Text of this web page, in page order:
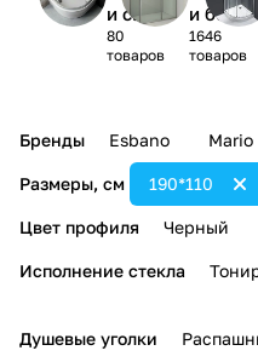
и с
поддо
ном
80
товаров
и без
поддо
на
1646
товаров
Бренды Esbano Mario
Размеры, см 190*110
Цвет профиля Черный
Исполнение стекла
Душевые уголки